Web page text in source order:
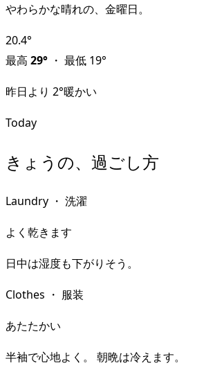
やわらかな晴れの、金曜日。
20.4°
最高 29° ・ 最低 19°
昨日より 2°暖かい
Today
きょうの、過ごし方
Laundry ・ 洗濯
よく乾きます
日中は湿度も下がりそう。
Clothes ・ 服装
あたたかい
半袖で心地よく。 朝晩は冷えます。